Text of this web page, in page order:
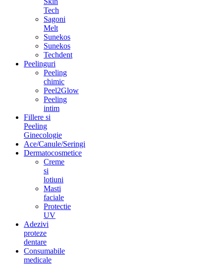
Tech
Sagoni
Melt
Sunekos
Sunekos
Techdent
Peelinguri
Peeling
chimic
Peel2Glow
Peeling
intim
Fillere si
Peeling
Ginecologie
Ace/Canule/Seringi
Dermatocosmetice
Creme
si
lotiuni
Masti
faciale
Protectie
UV
Adezivi
proteze
dentare
Consumabile
medicale